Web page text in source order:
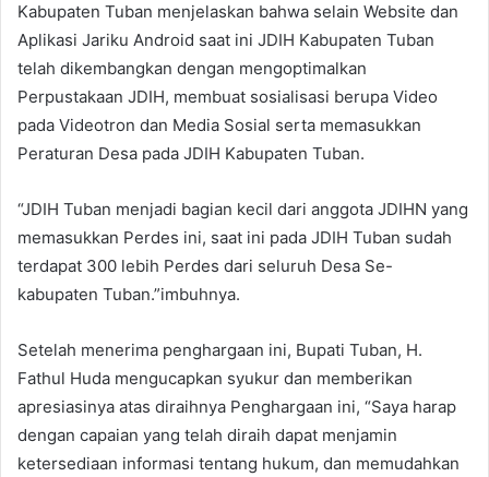
Kabupaten Tuban menjelaskan bahwa selain Website dan
Aplikasi Jariku Android saat ini JDIH Kabupaten Tuban
telah dikembangkan dengan mengoptimalkan
Perpustakaan JDIH, membuat sosialisasi berupa Video
pada Videotron dan Media Sosial serta memasukkan
Peraturan Desa pada JDIH Kabupaten Tuban.
“JDIH Tuban menjadi bagian kecil dari anggota JDIHN yang
memasukkan Perdes ini, saat ini pada JDIH Tuban sudah
terdapat 300 lebih Perdes dari seluruh Desa Se-
kabupaten Tuban.”imbuhnya.
Setelah menerima penghargaan ini, Bupati Tuban, H.
Fathul Huda mengucapkan syukur dan memberikan
apresiasinya atas diraihnya Penghargaan ini, “Saya harap
dengan capaian yang telah diraih dapat menjamin
ketersediaan informasi tentang hukum, dan memudahkan